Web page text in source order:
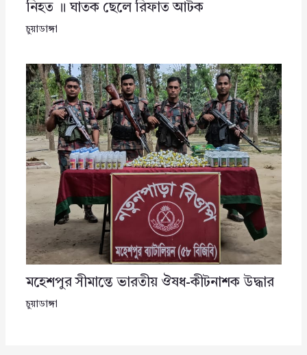
নিহত ॥ ঘাতক ছেলে রিফাত আটক
চুয়াডাঙ্গা
মহেশপুর সীমান্তে ভারতীয় ঔষধ-কীটনাশক উদ্ধার
চুয়াডাঙ্গা